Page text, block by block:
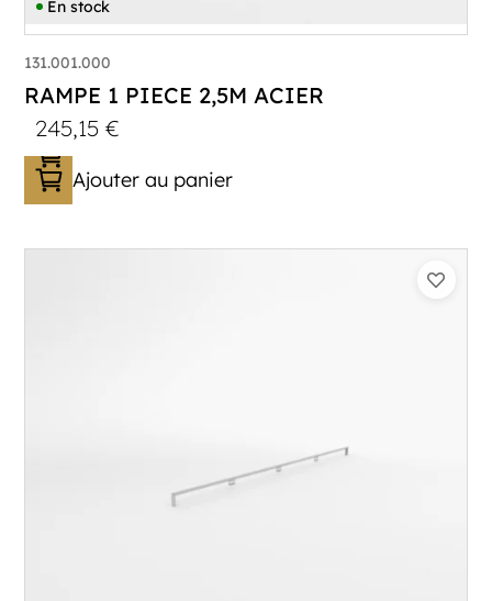
En stock
131.001.000
RAMPE 1 PIECE 2,5M ACIER
245,15€
Ajouter au panier